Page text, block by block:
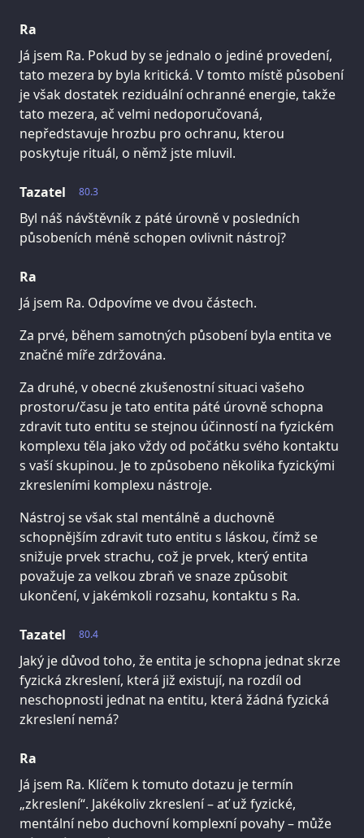
Ra
Já jsem Ra. Pokud by se jednalo o jediné provedení,
tato mezera by byla kritická. V tomto místě působení
je však dostatek reziduální ochranné energie, takže
tato mezera, ač velmi nedoporučovaná,
nepředstavuje hrozbu pro ochranu, kterou
poskytuje rituál, o němž jste mluvil.
80.3
Tazatel
Byl náš návštěvník z páté úrovně v posledních
působeních méně schopen ovlivnit nástroj?
Ra
Já jsem Ra. Odpovíme ve dvou částech.
Za prvé, během samotných působení byla entita ve
značné míře zdržována.
Za druhé, v obecné zkušenostní situaci vašeho
prostoru/času je tato entita páté úrovně schopna
zdravit tuto entitu se stejnou účinností na fyzickém
komplexu těla jako vždy od počátku svého kontaktu
s vaší skupinou. Je to způsobeno několika fyzickými
zkresleními komplexu nástroje.
Nástroj se však stal mentálně a duchovně
schopnějším zdravit tuto entitu s láskou, čímž se
snižuje prvek strachu, což je prvek, který entita
považuje za velkou zbraň ve snaze způsobit
ukončení, v jakémkoli rozsahu, kontaktu s Ra.
80.4
Tazatel
Jaký je důvod toho, že entita je schopna jednat skrze
fyzická zkreslení, která již existují, na rozdíl od
neschopnosti jednat na entitu, která žádná fyzická
zkreslení nemá?
Ra
Já jsem Ra. Klíčem k tomuto dotazu je termín
„zkreslení“. Jakékoliv zkreslení – ať už fyzické,
mentální nebo duchovní komplexní povahy – může